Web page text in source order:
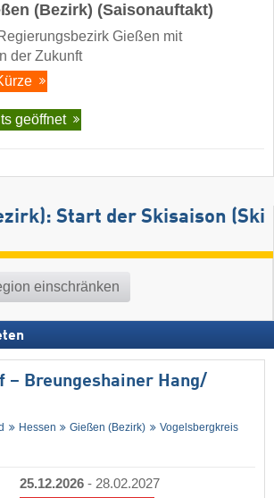
(Bezirk) (Saisonauftakt)
Gießen mit
der Zukunft
geöffnet
Start der Skisaison (Ski
einschränken
– Breungeshainer Hang/​
Hessen Gießen (Bezirk) Vogelsbergkreis
25.12.2026 - 28.02.2027